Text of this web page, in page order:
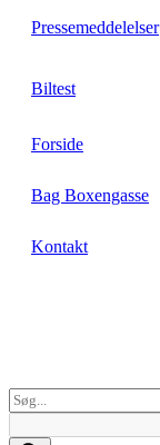
Pressemeddelelser
Biltest
Forside
Bag Boxengasse
Kontakt